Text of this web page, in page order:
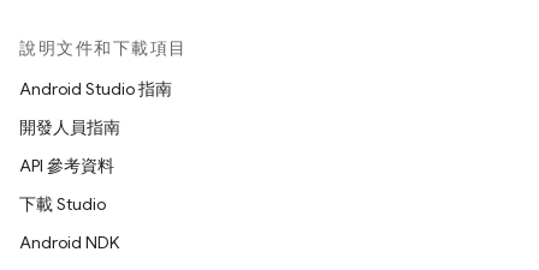
說明文件和下載項目
Android Studio 指南
開發人員指南
API 參考資料
下載 Studio
Android NDK